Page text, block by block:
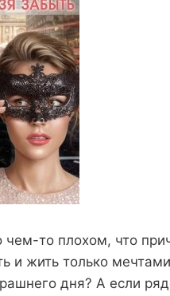
то плохом, что
и жить только
дня? А если